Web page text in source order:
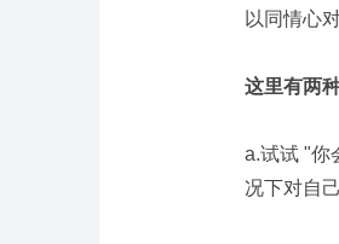
以同情心
这里有两
a.试试 "你
况下对自